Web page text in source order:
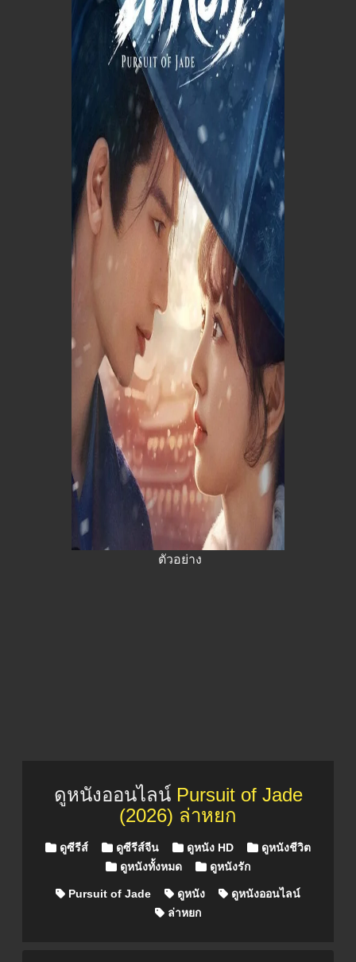
ตัวอย่าง
ดูหนังออนไลน์ Pursuit of Jade
(2026) ล่าหยก
Posted in
ดูซีรีส์ ดูซีรีส์จีน ดูหนัง HD
ดูหนังชีวิต
ดูหนังทั้งหมด
ดูหนังรัก
Pursuit of Jade ดูหนัง
ดูหนังออนไลน์
ล่าหยก